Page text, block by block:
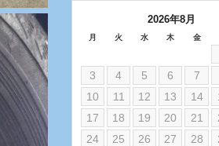
2026年8月
月 火 水 木 金
3
4 5 6 7
10
11 12 13 14
17
18 19 20 21
24
25 26 27 28